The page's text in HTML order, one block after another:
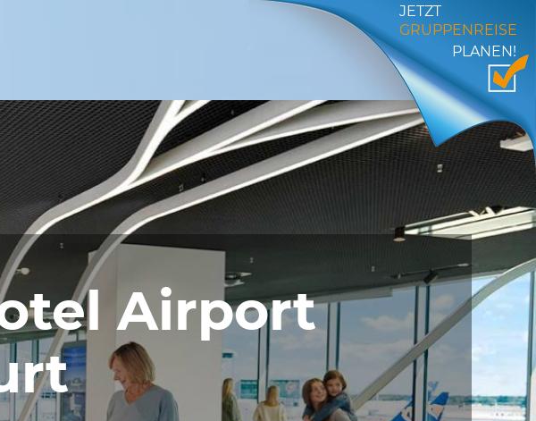
JETZT
GRUPPENREISE
PLANEN!
Airport